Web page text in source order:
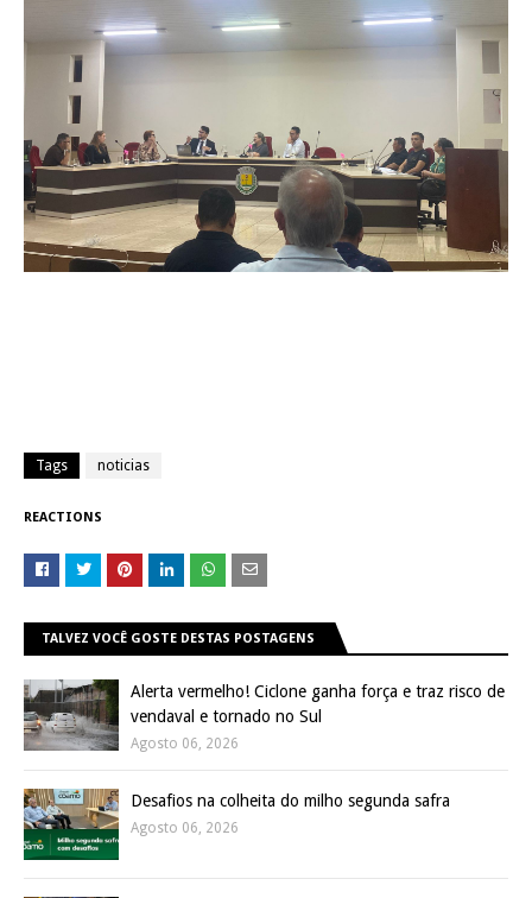
Tags noticias
REACTIONS
TALVEZ VOCÊ GOSTE DESTAS POSTAGENS
Alerta vermelho! Ciclone ganha força e traz risco de
vendaval e tornado no Sul
Agosto 06, 2026
Desafios na colheita do milho segunda safra
Agosto 06, 2026